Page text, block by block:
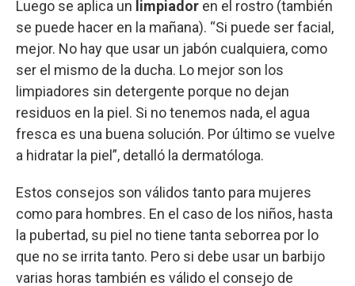
Luego se aplica un limpiador en el rostro (también
se puede hacer en la mañana). “Si puede ser facial,
mejor. No hay que usar un jabón cualquiera, como
ser el mismo de la ducha. Lo mejor son los
limpiadores sin detergente porque no dejan
residuos en la piel. Si no tenemos nada, el agua
fresca es una buena solución. Por último se vuelve
a hidratar la piel”, detalló la dermatóloga.
Estos consejos son válidos tanto para mujeres
como para hombres. En el caso de los niños, hasta
la pubertad, su piel no tiene tanta seborrea por lo
que no se irrita tanto. Pero si debe usar un barbijo
varias horas también es válido el consejo de